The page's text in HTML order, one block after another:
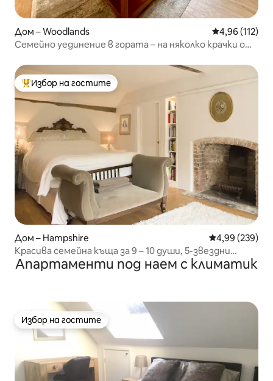
Дом – Woodlands Средна
4,96 (112)
Семейно уединение в гората – на няколко крачки от
Най-популярен избор на гостите
Избор на гостите
Дом – Hampshire Средна
4,99 (239)
Красива семейна къща за 9 – 10 души, 5-звездни
отзиви
Апартаменти под наем с климатик
Избор на гостите
Избор на гостите